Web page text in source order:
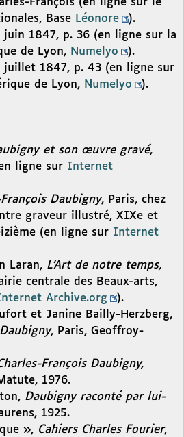
François (en ligne sur le
Base Léonore
).
juin 1847, p. 36 (en ligne sur la
de Lyon, Numelyo
).
juillet 1847, p. 43 (en ligne sur
de Lyon, Numelyo ).
et son œuvre gravé,
ligne sur Internet
Daubigny, Paris, chez
graveur illustré, XIXe et
(en ligne sur Internet
Laran, L’Art de notre temps,
centrale des Beaux-arts,
Archive.org
).
et Janine Bailly-Herzberg,
, Paris, Geoffroy-
François Daubigny,
1976.
Daubigny raconté par lui-
1925.
», Cahiers Charles Fourier,